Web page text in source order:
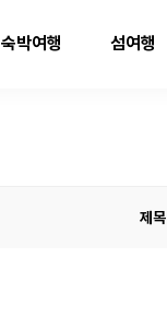
숙박여행 섬여행
제목